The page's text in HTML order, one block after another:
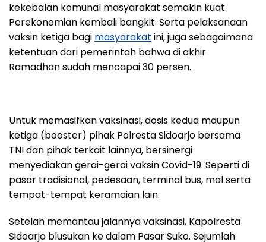
kekebalan komunal masyarakat semakin kuat.
Perekonomian kembali bangkit. Serta pelaksanaan
vaksin ketiga bagi masyarakat ini, juga sebagaimana
ketentuan dari pemerintah bahwa di akhir
Ramadhan sudah mencapai 30 persen.
Untuk memasifkan vaksinasi, dosis kedua maupun
ketiga (booster) pihak Polresta Sidoarjo bersama
TNI dan pihak terkait lainnya, bersinergi
menyediakan gerai-gerai vaksin Covid-19. Seperti di
pasar tradisional, pedesaan, terminal bus, mal serta
tempat-tempat keramaian lain.
Setelah memantau jalannya vaksinasi, Kapolresta
Sidoarjo blusukan ke dalam Pasar Suko. Sejumlah